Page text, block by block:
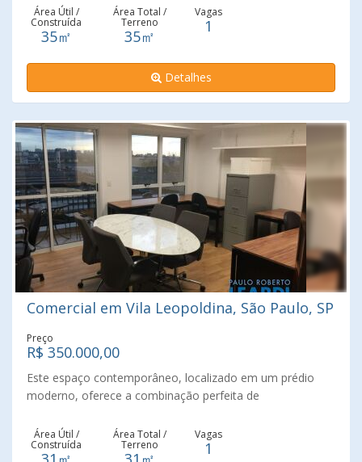
planejados e bancadas copa e banheiro. Localizado em
prédio comercial com estacionamento e serviço de
manobrista, loja de café gourmet, administração, quadra
de tênis e espaço gourmet com churrasqueira. Acesso
fácil a estação cptm linhas diamante e esmeralda, Parque
Villa Lobos, marginais Pinheiros e Tietê.
Área Útil /
Construída
35㎡
Área Total /
Terreno
35㎡
Vagas
1
Detalhes
Comercial em Vila Leopoldina, São Paulo, SP
Preço
R$ 350.000,00
Este espaço contemporâneo, localizado em um prédio
moderno, oferece a combinação perfeita de
iluminada, a sala conta com armários embutidos e
prateleiras que garantem a organização ideal para o seu
Área Útil /
Construída
Área Total /
Terreno
Vagas
1